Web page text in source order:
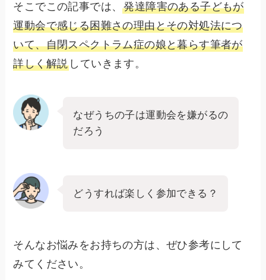
そこでこの記事では、発達障害のある子どもが
運動会で感じる困難さの理由とその対処法につ
いて、自閉スペクトラム症の娘と暮らす筆者が
詳しく解説 していきます。
なぜうちの子は運動会を嫌がるの
だろう
どうすれば楽しく参加できる？
そんなお悩みをお持ちの方は、ぜひ参考にして
みてください。